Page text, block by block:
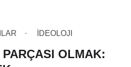
İDEOLOJI
OLMAK: